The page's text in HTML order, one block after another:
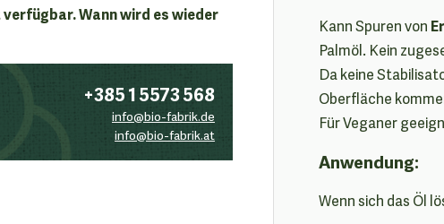
Wann wird es wieder
+385 1 5573 568
info@bio-fabrik.de
info@bio-fabrik.at
Kann Spuren von
Palmöl. Kein
Da keine
Oberfläche
Für Veganer
Anwendung:
Wenn sich das Öl